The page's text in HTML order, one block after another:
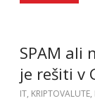
SPAM ali
je rešiti v
IT,